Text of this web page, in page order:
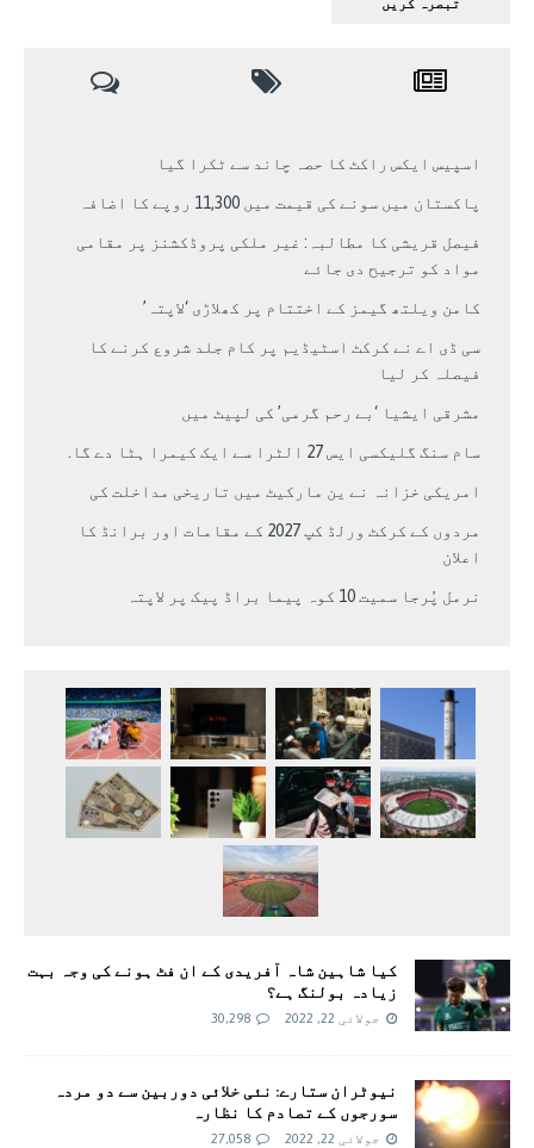
اسپیس ایکس راکٹ کا حصہ چاند سے ٹکرا گیا
پاکستان میں سونے کی قیمت میں 11,300 روپے کا اضافہ
فیصل قریشی کا مطالبہ: غیر ملکی پروڈکشنز پر مقامی
مواد کو ترجیح دی جائے
کامن ویلتھ گیمز کے اختتام پر کھلاڑی ‘لاپتہ’
سی ڈی اے نے کرکٹ اسٹیڈیم پر کام جلد شروع کرنے کا
فیصلہ کر لیا
مشرقی ایشیا ‘بے رحم گرمی’ کی لپیٹ میں
سام سنگ گلیکسی ایس 27 الٹرا سے ایک کیمرا ہٹا دے گا.
امریکی خزانہ نے ین مارکیٹ میں تاریخی مداخلت کی
مردوں کے کرکٹ ورلڈ کپ 2027 کے مقامات اور برانڈ کا
اعلان
نرمل پُرجا سمیت 10 کوہ پیما براڈ پیک پر لاپتہ
کیا شاہین شاہ آفریدی کے ان فٹ ہونے کی وجہ بہت
زیادہ بولنگ ہے؟
جولائی 22, 2022 30,298
نیوٹران ستارے: نئی خلائی دوربین سے دو مردہ
سورجوں کے تصادم کا نظارہ
جولائی 22, 2022 27,058